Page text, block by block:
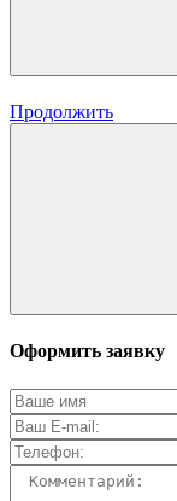
Продолжить
Оформить заявку